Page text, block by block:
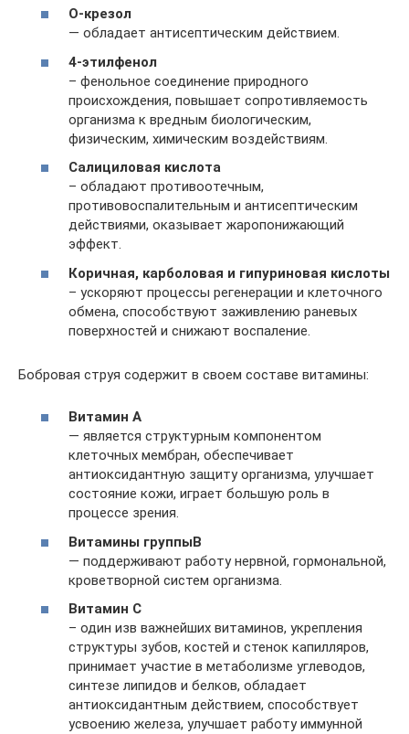
О-крезол
— обладает антисептическим действием.
4-этилфенол
– фенольное соединение природного
происхождения, повышает сопротивляемость
организма к вредным биологическим,
физическим, химическим воздействиям.
Салициловая кислота
– обладают противоотечным,
противовоспалительным и антисептическим
действиями, оказывает жаропонижающий
эффект.
Коричная, карболовая и гипуриновая кислоты
– ускоряют процессы регенерации и клеточного
обмена, способствуют заживлению раневых
поверхностей и снижают воспаление.
Бобровая струя содержит в своем составе витамины:
Витамин А
— является структурным компонентом
клеточных мембран, обеспечивает
антиоксидантную защиту организма, улучшает
состояние кожи, играет большую роль в
процессе зрения.
Витамины группыB
— поддерживают работу нервной, гормональной,
кроветворной систем организма.
Витамин С
– один изв важнейших витаминов, укрепления
структуры зубов, костей и стенок капилляров,
принимает участие в метаболизме углеводов,
синтезе липидов и белков, обладает
антиоксидантным действием, способствует
усвоению железа, улучшает работу иммунной